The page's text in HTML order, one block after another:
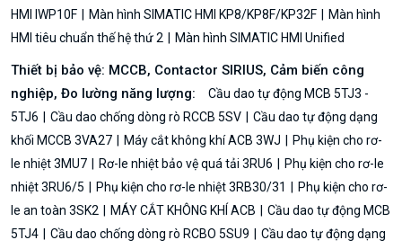
HMI IWP10F
Màn hình SIMATIC HMI KP8/KP8F/KP32F
Màn hình
HMI tiêu chuẩn thế hệ thứ 2
Màn hình SIMATIC HMI Unified
Thiết bị bảo vệ: MCCB, Contactor SIRIUS, Cảm biến công
nghiệp, Đo lường năng lượng:
Cầu dao tự động MCB 5TJ3 -
5TJ6
Cầu dao chống dòng rò RCCB 5SV
Cầu dao tự động dạng
khối MCCB 3VA27
Máy cắt không khí ACB 3WJ
Phụ kiện cho rơ-
le nhiệt 3MU7
Rơ-le nhiệt bảo vệ quá tải 3RU6
Phụ kiện cho rơ-le
nhiệt 3RU6/5
Phụ kiện cho rơ-le nhiệt 3RB30/31
Phụ kiện cho rơ-
le an toàn 3SK2
MÁY CẮT KHÔNG KHÍ ACB
Cầu dao tự động MCB
5TJ4
Cầu dao chống dòng rò RCBO 5SU9
Cầu dao tự động dạng